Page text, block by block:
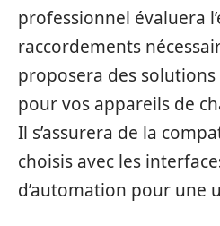
professionnel évaluera
raccordements
proposera des
pour vos appareils de
Il s’assurera de la
choisis avec les
d’automation pour une